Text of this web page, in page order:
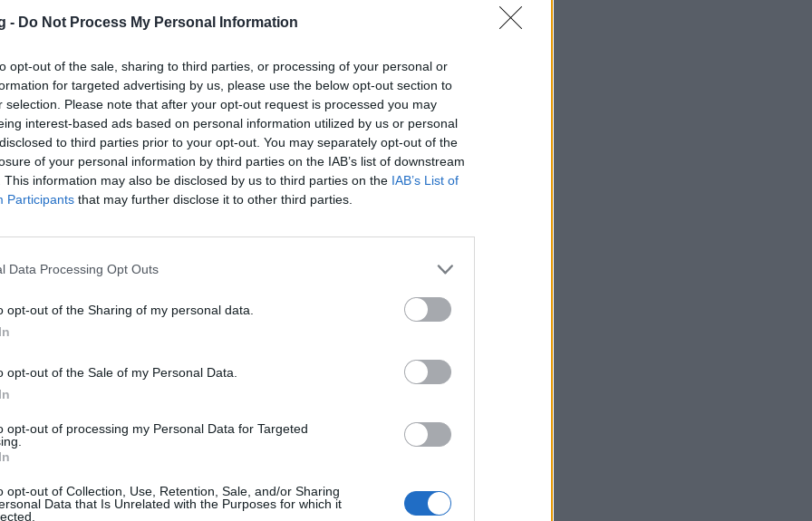
- Do Not Process My Personal Information
opt-out of the sale, sharing to third parties, or processing of your personal or
for targeted advertising by us, please use the below opt-out section to
selection. Please note that after your opt-out request is processed you may
interest-based ads based on personal information utilized by us or personal
to third parties prior to your opt-out. You may separately opt-out of the
of your personal information by third parties on the IAB’s list of downstream
This information may also be disclosed by us to third parties on the IAB’s List of
Participants that may further disclose it to other third parties.
Data Processing Opt Outs
opt-out of the Sharing of my personal data.
opt-out of the Sale of my Personal Data.
opt-out of processing my Personal Data for Targeted
opt-out of Collection, Use, Retention, Sale, and/or Sharing
Data that Is Unrelated with the Purposes for which it
τέταρτο σετ, αλλά οι «πράσινοι»
πήραν το κρίσιμο σετ με 24-26 για
τη νίκη και μαζί τον 22ο τίτλο
έδρας προηγήθηκαν με 1-0 στο